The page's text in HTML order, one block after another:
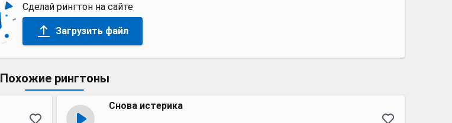
Сделай рингтон на сайте
Загрузить файл
Похожие рингтоны
Снова истерика